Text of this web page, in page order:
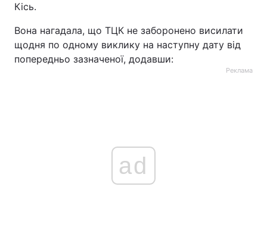
Кісь.
Вона нагадала, що ТЦК не заборонено висилати
щодня по одному виклику на наступну дату від
попередньо зазначеної, додавши:
Реклама
ad